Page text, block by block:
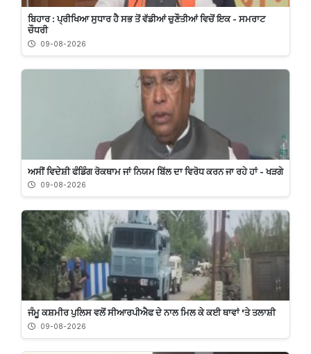
ਬਿਹਾਰ : ਪ੍ਰੀਖਿਆ ਸੁਧਾਰ ਹੈ ਸਭ ਤੋਂ ਵੱਡੀਆਂ ਚੁਣੌਤੀਆਂ ਵਿਚੋਂ ਇਕ - ਸਮਰਾਟ
ਚੌਧਰੀ
09-08-2026
ਅਸੀਂ ਵਿਦੇਸ਼ੀ ਫੰਡਿੰਗ ਰੋਕਥਾਮ ਜਾਂ ਨਿਯਮ ਬਿੱਲ ਦਾ ਵਿਰੋਧ ਕਰਨ ਜਾ ਰਹੇ ਹਾਂ - ਖੜਗੇ
09-08-2026
ਜੰਮੂ ਕਸ਼ਮੀਰ ਪੁਲਿਸ ਵਲੋਂ ਸੀਆਰਪੀਐਫ ਦੇ ਨਾਲ ਮਿਲ ਕੇ ਕਈ ਥਾਵਾਂ 'ਤੇ ਤਲਾਸ਼ੀ
09-08-2026